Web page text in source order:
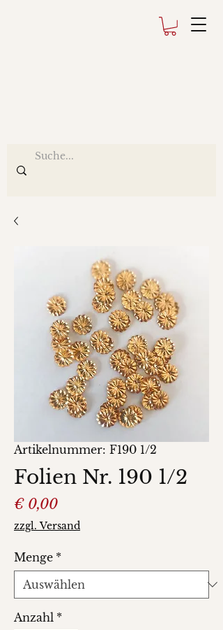
Artikelnummer: F190 1/2
Folien Nr. 190 1/2
€ 0,00Preis
zzgl. Versand
Menge *
Anzahl *